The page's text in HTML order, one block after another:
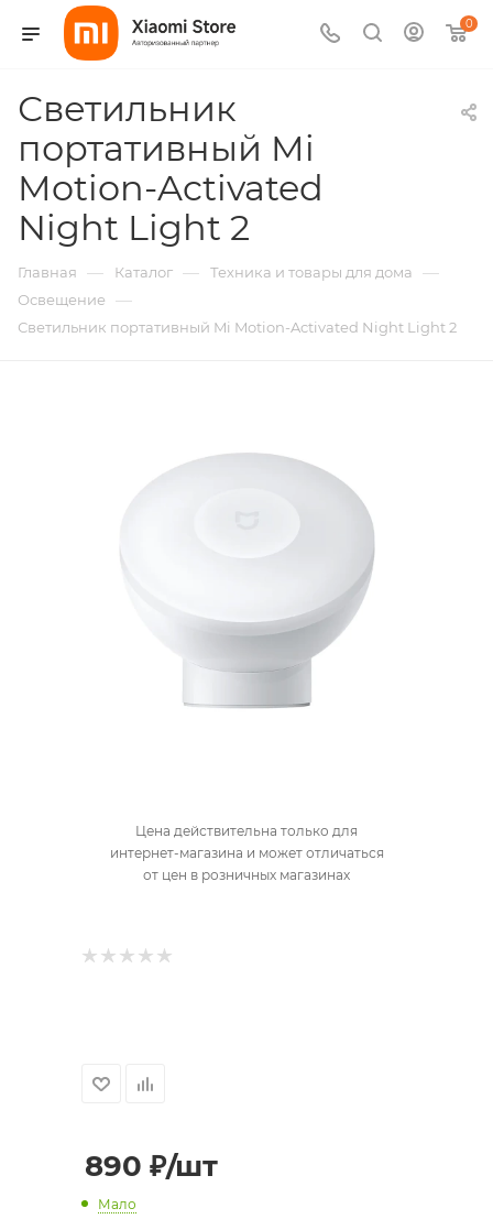
0
Светильник
портативный Mi
Motion-Activated
Night Light 2
Главная — Каталог — Техника и товары для дома —
Освещение —
Светильник портативный Mi Motion-Activated Night Light 2
Цена действительна только для
интернет-магазина и может отличаться
от цен в розничных магазинах
890 ₽/шт
Мало